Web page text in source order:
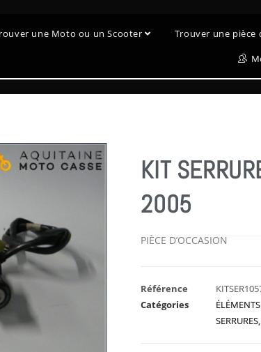
une Moto ou un Scooter
Trouver une pièce
KIT
2005
PIÈCE D’OCCASION
Référence
Catégories
SERRURES,